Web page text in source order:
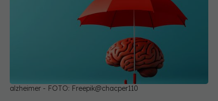
alzheimer - FOTO: Freepik@chacper110